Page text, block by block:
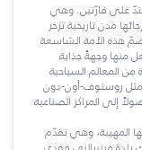
على قارّتين. وهي
مدن تاريخية تزخر
تضمّ هذه الأمة الشاسعة
منها وجهةً جذابة
المعالم السياحية
مثل روستوف-أون-دون
إلى المراكز الصناعية
المهيبة، وهي تقدّم